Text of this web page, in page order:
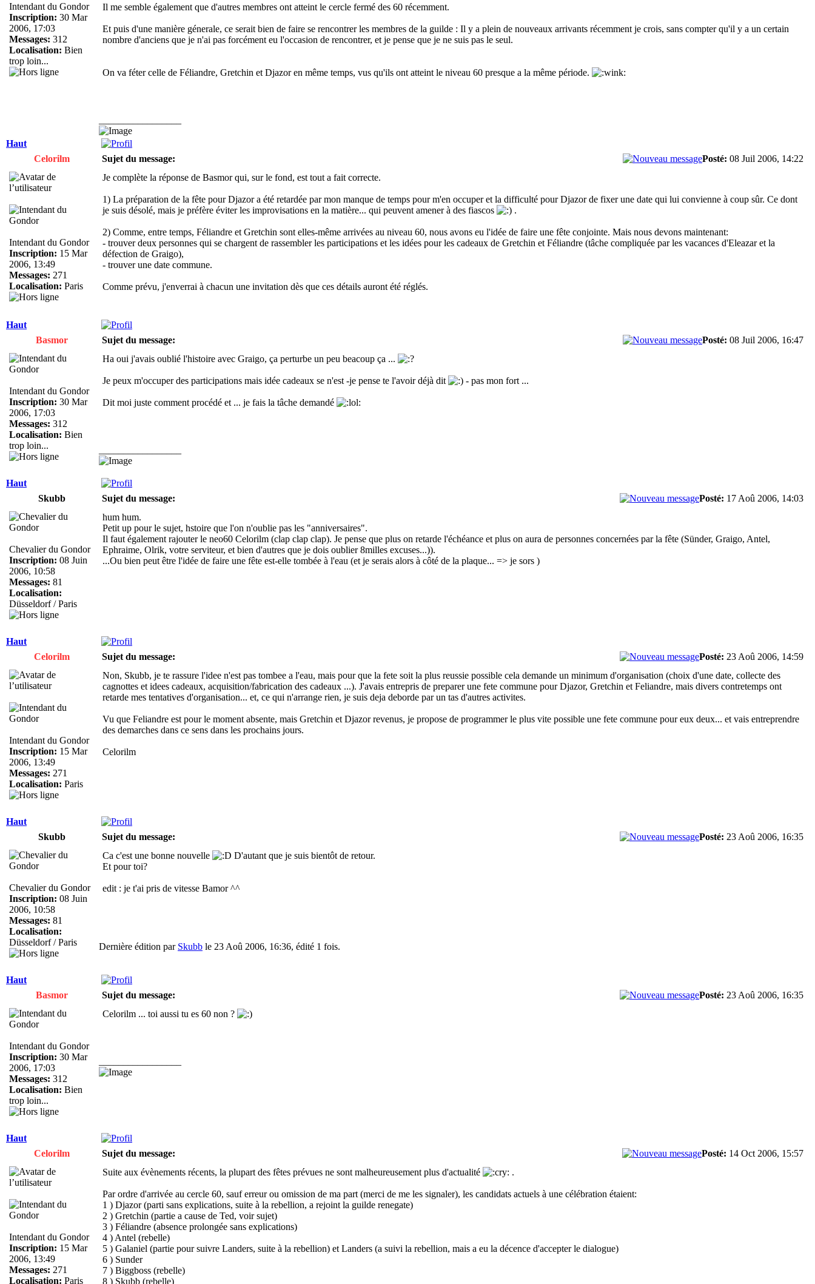
Intendant du Gondor
Inscription: 30 Mar
2006, 17:03
Messages: 312
Localisation: Bien
trop loin...
Il me semble également que d'autres membres ont atteint le cercle fermé des 60 récemment.
Et puis d'une manière génerale, ce serait bien de faire se rencontrer les membres de la guilde : Il y a plein de nouveaux arrivants récemment je crois, sans compter qu'il y a un certain
nombre d'anciens que je n'ai pas forcément eu l'occasion de rencontrer, et je pense que je ne suis pas le seul.
On va féter celle de Féliandre, Gretchin et Djazor en même temps, vus qu'ils ont atteint le niveau 60 presque a la même période.
Haut
Celorilm
Sujet du message: Posté: 08 Juil 2006, 14:22
Intendant du Gondor
Inscription: 15 Mar
2006, 13:49
Messages: 271
Localisation: Paris
Je complète la réponse de Basmor qui, sur le fond, est tout a fait correcte.
1) La préparation de la fête pour Djazor a été retardée par mon manque de temps pour m'en occuper et la difficulté pour Djazor de fixer une date qui lui convienne à coup sûr. Ce dont
je suis désolé, mais je préfère éviter les improvisations en la matière... qui peuvent amener à des fiascos
.
2) Comme, entre temps, Féliandre et Gretchin sont elles-même arrivées au niveau 60, nous avons eu l'idée de faire une fête conjointe. Mais nous devons maintenant:
- trouver deux personnes qui se chargent de rassembler les participations et les idées pour les cadeaux de Gretchin et Féliandre (tâche compliquée par les vacances d'Eleazar et la
défection de Graigo),
- trouver une date commune.
Comme prévu, j'enverrai à chacun une invitation dès que ces détails auront été réglés.
Haut
Basmor
Sujet du message: Posté: 08 Juil 2006, 16:47
Intendant du Gondor
Inscription: 30 Mar
2006, 17:03
Messages: 312
Localisation: Bien
trop loin...
Ha oui j'avais oublié l'histoire avec Graigo, ça perturbe un peu beacoup ça ...
Je peux m'occuper des participations mais idée cadeaux se n'est -je pense te l'avoir déjà dit - pas mon fort ...
Dit moi juste comment procédé et ... je fais la tâche demandé
Haut
Skubb
Sujet du message: Posté: 17 Aoû 2006, 14:03
Chevalier du Gondor
Inscription: 08 Juin
2006, 10:58
Messages: 81
Localisation:
Düsseldorf / Paris
hum hum.
Petit up pour le sujet, hstoire que l'on n'oublie pas les "anniversaires".
Il faut également rajouter le neo60 Celorilm (clap clap clap). Je pense que plus on retarde l'échéance et plus on aura de personnes concernées par la fête (Sünder, Graigo, Antel,
Ephraime, Olrik, votre serviteur, et bien d'autres que je dois oublier 8milles excuses...)).
...Ou bien peut être l'idée de faire une fête est-elle tombée à l'eau (et je serais alors à côté de la plaque... => je sors )
Haut
Celorilm
Sujet du message: Posté: 23 Aoû 2006, 14:59
Intendant du Gondor
Inscription: 15 Mar
2006, 13:49
Messages: 271
Localisation: Paris
Non, Skubb, je te rassure l'idee n'est pas tombee a l'eau, mais pour que la fete soit la plus reussie possible cela demande un minimum d'organisation (choix d'une date, collecte des
cagnottes et idees cadeaux, acquisition/fabrication des cadeaux ...). J'avais entrepris de preparer une fete commune pour Djazor, Gretchin et Feliandre, mais divers contretemps ont
retarde mes tentatives d'organisation... et, ce qui n'arrange rien, je suis deja deborde par un tas d'autres activites.
Vu que Feliandre est pour le moment absente, mais Gretchin et Djazor revenus, je propose de programmer le plus vite possible une fete commune pour eux deux... et vais entreprendre
des demarches dans ce sens dans les prochains jours.
Celorilm
Haut
Skubb
Sujet du message: Posté: 23 Aoû 2006, 16:35
Chevalier du Gondor
Inscription: 08 Juin
2006, 10:58
Messages: 81
Localisation:
Düsseldorf / Paris
Ca c'est une bonne nouvelle
D'autant que je suis bientôt de retour.
Et pour toi?
edit : je t'ai pris de vitesse Bamor ^^
Dernière édition par Skubb le 23 Aoû 2006, 16:36, édité 1 fois.
Haut
Basmor
Sujet du message: Posté: 23 Aoû 2006, 16:35
Intendant du Gondor
Inscription: 30 Mar
2006, 17:03
Messages: 312
Localisation: Bien
trop loin...
Celorilm ... toi aussi tu es 60 non ?
Haut
Celorilm
Sujet du message: Posté: 14 Oct 2006, 15:57
Intendant du Gondor
Inscription: 15 Mar
2006, 13:49
Messages: 271
Localisation: Paris
Suite aux évènements récents, la plupart des fêtes prévues ne sont malheureusement plus d'actualité .
Par ordre d'arrivée au cercle 60, sauf erreur ou omission de ma part (merci de me les signaler), les candidats actuels à une célébration étaient:
1 ) Djazor (parti sans explications, suite à la rebellion, a rejoint la guilde renegate)
2 ) Gretchin (partie a cause de Ted, voir sujet)
3 ) Féliandre (absence prolongée sans explications)
4 ) Antel (rebelle)
5 ) Galaniel (partie pour suivre Landers, suite à la rebellion) et Landers (a suivi la rebellion, mais a eu la décence d'accepter le dialogue)
6 ) Sunder
7 ) Biggboss (rebelle)
8 ) Skubb (rebelle)